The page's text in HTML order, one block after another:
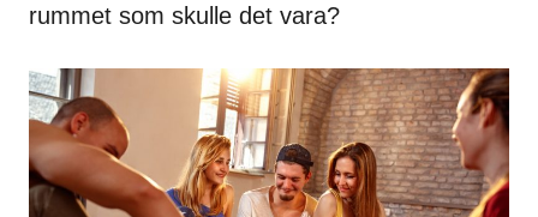
rummet som skulle det vara?